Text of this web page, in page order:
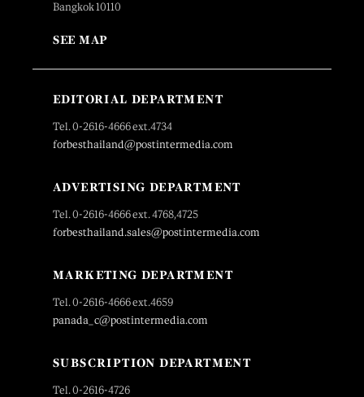
Bangkok 10110
SEE MAP
EDITORIAL DEPARTMENT
Tel. 0-2616-4666 ext.4734
forbesthailand@postintermedia.com
ADVERTISING DEPARTMENT
Tel. 0-2616-4666 ext. 4768,4725
forbesthailand.sales@postintermedia.com
MARKETING DEPARTMENT
Tel. 0-2616-4666 ext.4659
panada_c@postintermedia.com
SUBSCRIPTION DEPARTMENT
Tel. 0-2616-4726